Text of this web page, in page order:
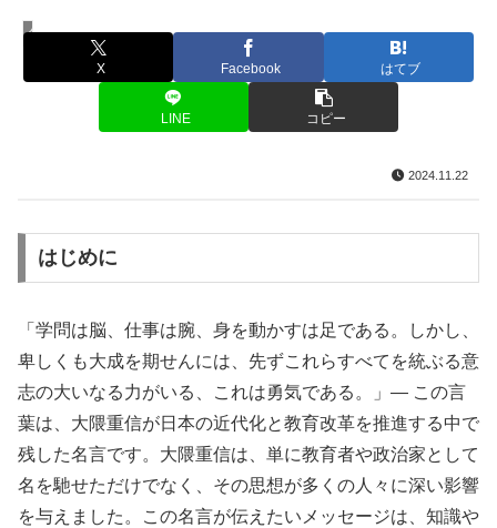
名言・格言
X Facebook はてブ
LINE コピー
2024.11.22
はじめに
「学問は脳、仕事は腕、身を動かすは足である。しかし、
卑しくも大成を期せんには、先ずこれらすべてを統ぶる意
志の大いなる力がいる、これは勇気である。」— この言
葉は、大隈重信が日本の近代化と教育改革を推進する中で
残した名言です。大隈重信は、単に教育者や政治家として
名を馳せただけでなく、その思想が多くの人々に深い影響
を与えました。この名言が伝えたいメッセージは、知識や